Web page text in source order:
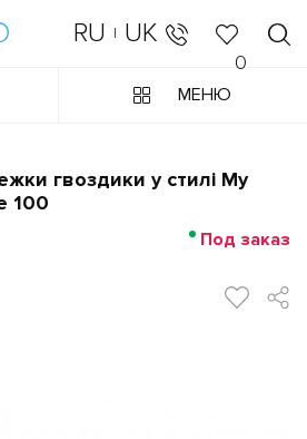
RU | UK
0
МЕНЮ
гвоздики у стилі My
100
Под заказ